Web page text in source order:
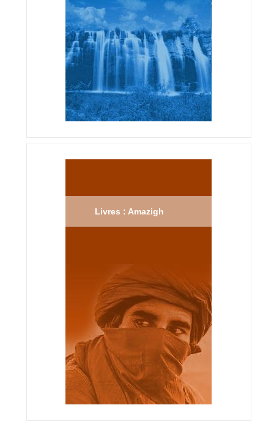
Livres : Amazigh